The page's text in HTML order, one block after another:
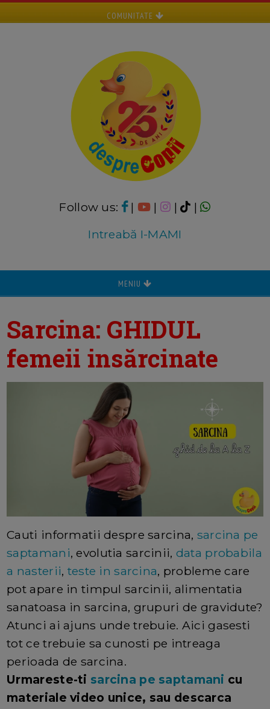
COMUNITATE
Follow us: | | |
|
Intreabă I-MAMI
MENIU
Sarcina: GHIDUL
femeii insărcinate
Cauti informatii despre sarcina, sarcina pe
saptamani, evolutia sarcinii, data probabila
a nasterii, teste in sarcina, probleme care
pot apare in timpul sarcinii, alimentatia
sanatoasa in sarcina, grupuri de gravidute?
Atunci ai ajuns unde trebuie. Aici gasesti
tot ce trebuie sa cunosti pe intreaga
perioada de sarcina.
Urmareste-ti sarcina pe saptamani cu
materiale video unice, sau descarca